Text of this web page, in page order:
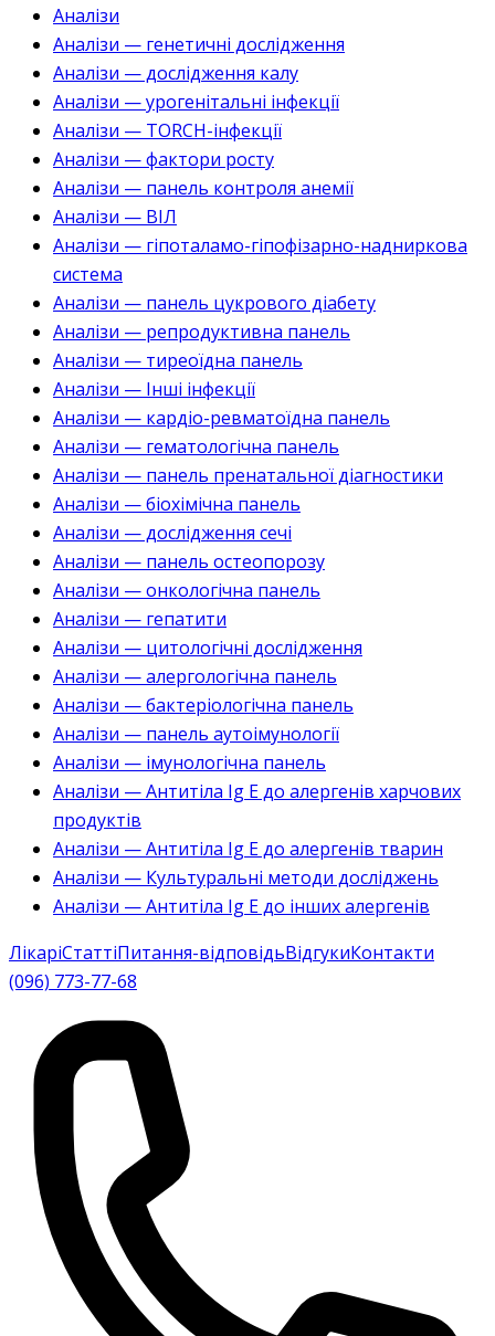
Аналізи
Аналізи — генетичні дослідження
Аналізи — дослідження калу
Аналізи — урогенітальні інфекції
Аналізи — TORCH-інфекції
Аналізи — фактори росту
Аналізи — панель контроля анемії
Аналізи — ВІЛ
Аналізи — гіпоталамо-гіпофізарно-надниркова
система
Аналізи — панель цукрового діабету
Аналізи — репродуктивна панель
Аналізи — тиреоїдна панель
Аналізи — Інші інфекції
Аналізи — кардіо-ревматоїдна панель
Аналізи — гематологічна панель
Аналізи — панель пренатальної діагностики
Аналізи — біохімічна панель
Аналізи — дослідження сечі
Аналізи — панель остеопорозу
Аналізи — онкологічна панель
Аналізи — гепатити
Аналізи — цитологічні дослідження
Аналізи — алергологічна панель
Аналізи — бактеріологічна панель
Аналізи — панель аутоімунології
Аналізи — імунологічна панель
Аналізи — Антитіла Ig E до алергенів харчових
продуктів
Аналізи — Антитіла Ig E до алергенів тварин
Аналізи — Культуральні методи досліджень
Аналізи — Антитіла Ig E до інших алергенів
ЛікаріСтаттіПитання-відповідьВідгукиКонтакти
(096) 773-77-68